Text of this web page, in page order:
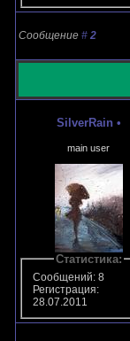
Сообщение # 2
SilverRain •
main user
Статистика:
Сообщений: 8
Регистрация:
28.07.2011